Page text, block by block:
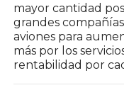
mayor cantidad
grandes
aviones para
más por los
rentabilidad por